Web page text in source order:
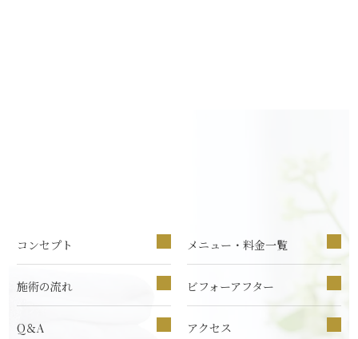
コンセプト メニュー・料金一覧
施術の流れ ビフォーアフター
Q＆A アクセス